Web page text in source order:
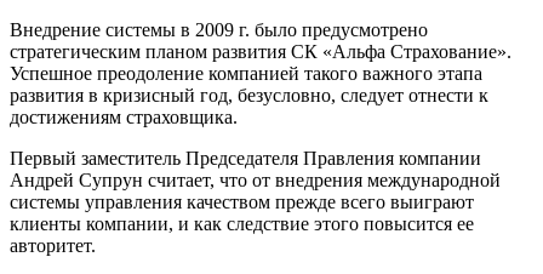
Внедрение системы в 2009 г. было предусмотрено
стратегическим планом развития СК «Альфа Страхование».
Успешное преодоление компанией такого важного этапа
развития в кризисный год, безусловно, следует отнести к
достижениям страховщика.
Первый заместитель Председателя Правления компании
Андрей Супрун считает, что от внедрения международной
системы управления качеством прежде всего выиграют
клиенты компании, и как следствие этого повысится ее
авторитет.